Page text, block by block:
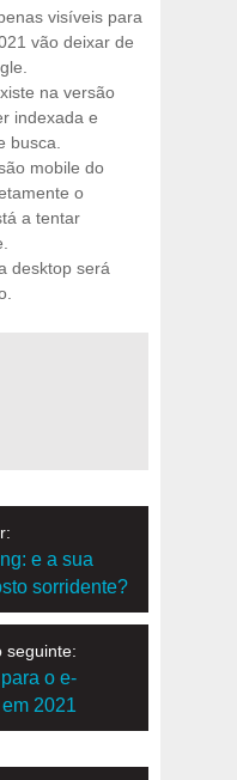
visíveis para
vão deixar de
na versão
indexada e
busca.
mobile do
o
a tentar
desktop será
e a sua
sorridente?
seguinte:
o e-
2021